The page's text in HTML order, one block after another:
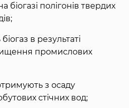
полігонів твердих
в результаті
промислових
з осаду
стічних вод;